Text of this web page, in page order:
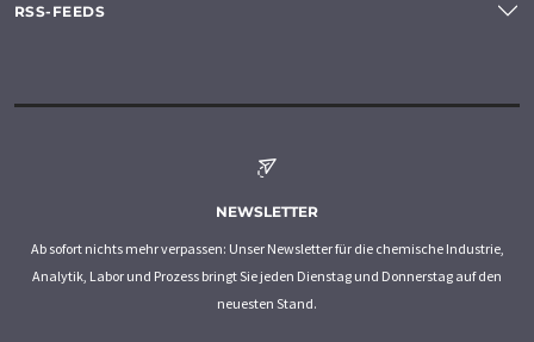
RSS-FEEDS
NEWSLETTER
Ab sofort nichts mehr verpassen: Unser Newsletter für die chemische Industrie,
Analytik, Labor und Prozess bringt Sie jeden Dienstag und Donnerstag auf den
neuesten Stand.